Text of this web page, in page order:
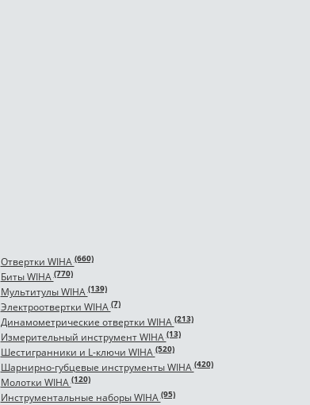
Отвертки WIHA(660)
Биты WIHA(770)
Мультитулы WIHA(139)
Электроотвертки WIHA(7)
Динамометрические отвертки WIHA(213)
Измерительный инструмент WIHA(13)
Шестигранники и L-ключи WIHA(520)
Шарнирно-губцевые инструменты WIHA(420)
Молотки WIHA(120)
Инструментальные наборы WIHA(95)